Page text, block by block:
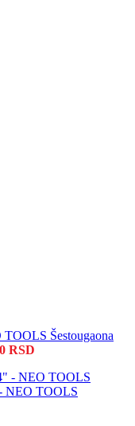
Šestougaona
RSD
- NEO TOOLS